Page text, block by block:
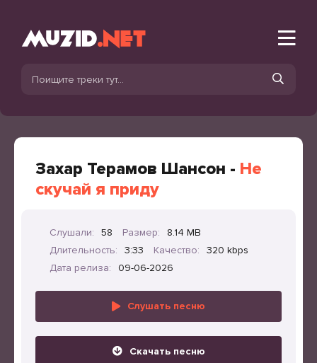
Захар Терамов Шансон - Не
скучай я приду
Слушали: 58 Размер:
8.14 MB
Длительность:
3:33 Качество:
320 kbps
Дата релиза:
09-06-2026
Слушать песню
Скачать песню